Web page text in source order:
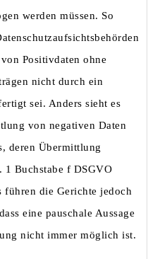
werden müssen. So
Positivdaten ohne
nicht durch ein
sei. Anders sieht es
von negativen Daten
deren Übermittlung
1 Buchstabe f DSGVO
die Gerichte jedoch
eine pauschale Aussage
nicht immer möglich ist.